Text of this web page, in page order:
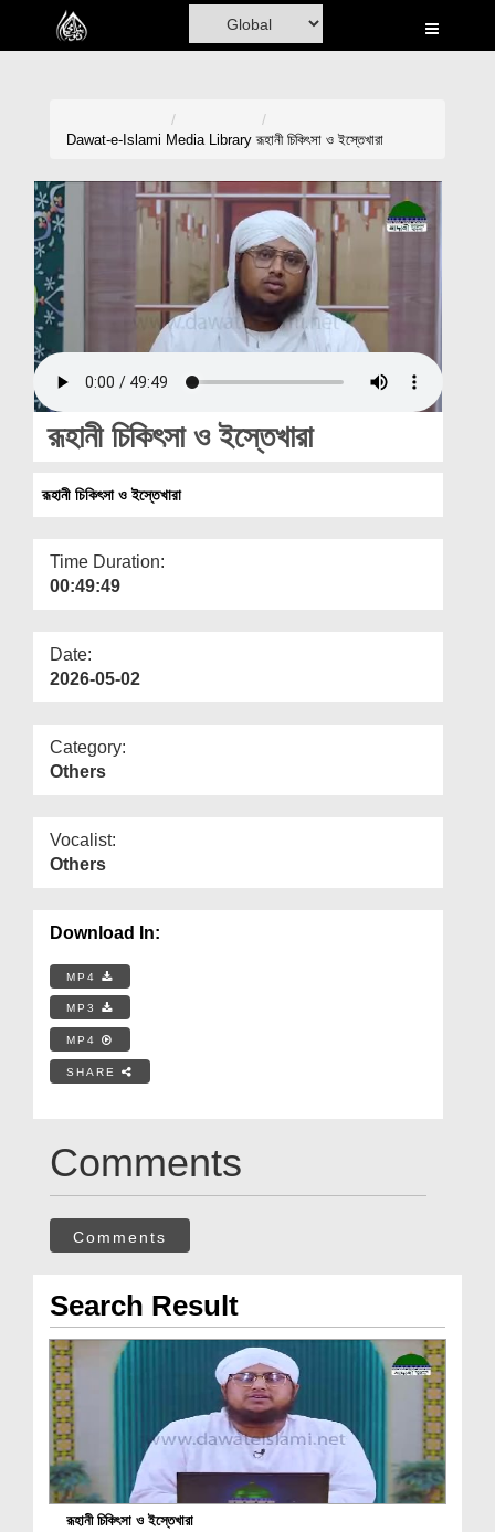
Home
Madani Channel
Volunteer Portal
Rohani Ilaj
Donation
Blog
Magazine
Departments
More
Dawat-e-Islami Media Library রূহানী চিকিৎসা ও ইস্তেখারা
রূহানী চিকিৎসা ও ইস্তেখারা
রূহানী চিকিৎসা ও ইস্তেখারা
Time Duration:
00:49:49
Date:
2026-05-02
Category:
Others
Vocalist:
Others
Download In:
MP4
MP3
MP4
SHARE
Comments
Comments
Search Result
রূহানী চিকিৎসা ও ইস্তেখারা